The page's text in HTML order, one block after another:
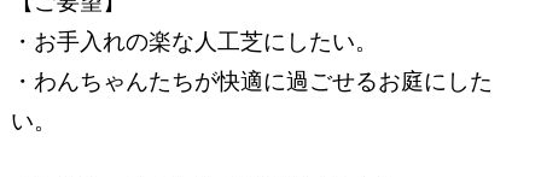
・お手入れの楽な人工芝にしたい。
・わんちゃんたちが快適に過ごせるお庭にした
い。